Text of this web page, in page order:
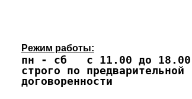
Режим работы:
пн - сб с 11.00 до 18.00
строго по предварительной
договоренности